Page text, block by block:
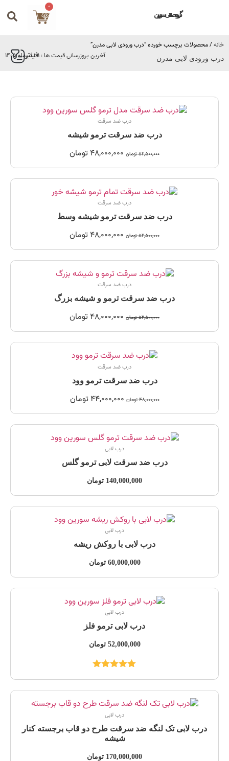
گروه صنعتی سورین
0
خانه/ محصولات برچسب خورده “درب ورودی لابی مدرن”
فیلتر درب ورودی لابی مدرن آخرین بروزرسانی قیمت ها : 31 تیرماه 1405
درب ضد سرقت
درب ضد سرقت ترمو شیشه
52,500,000 تومان 48,000,000 تومان
درب ضد سرقت
درب ضد سرقت ترمو شیشه وسط
52,500,000 تومان 48,000,000 تومان
درب ضد سرقت
درب ضد سرقت ترمو و شیشه بزرگ
52,500,000 تومان 48,000,000 تومان
درب ضد سرقت
درب ضد سرقت ترمو وود
48,000,000 تومان 44,000,000 تومان
درب لابی
درب ضد سرقت لابی ترمو گلس
140,000,000 تومان
درب لابی
درب لابی با روکش ریشه
60,000,000 تومان
درب لابی
درب لابی ترمو فلز
52,000,000 تومان
درب لابی
درب لابی تک لنگه ضد سرقت طرح دو قاب برجسته کنار
شیشه
170,000,000 تومان